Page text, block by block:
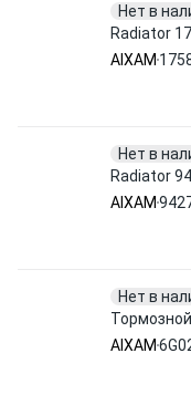
Нет в
Radiator
AIXAM
Нет в
Radiator
AIXAM
Нет в
AIXAM